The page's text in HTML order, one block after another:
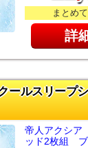
まとめ
詳
ールスリープ
帝人アクシ
ッド2枚組